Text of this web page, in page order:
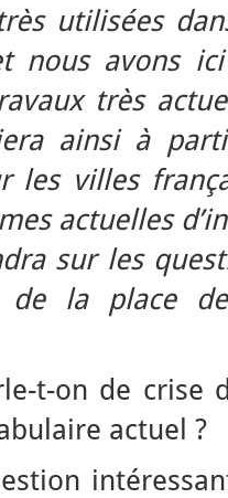
utilisées
nous avons
très
ainsi à
les villes
actuelles
sur les
la place
t-on de crise
actuel ?